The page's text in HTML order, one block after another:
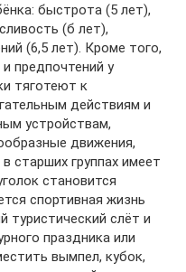
быстрота (5 лет),
(б лет),
(6,5 лет). Кроме того,
предпочтений у
тяготеют к
действиям и
устройствам,
движения,
старших группах имеет
становится
спортивная жизнь
туристический слёт и
праздника или
вымпел, кубок,